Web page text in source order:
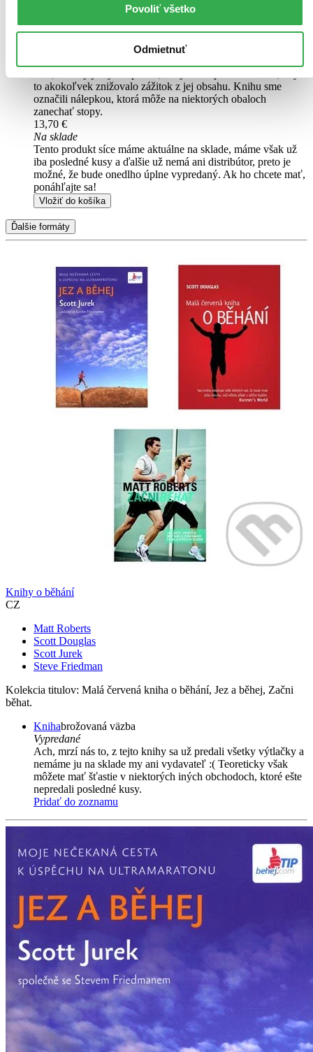
Povoliť všetko
Odmietnuť
Čítaná
mierne opotrebovaná
Túto knihu sme vykúpili cezKnihovrátok
to akokoľvek znižovalo zážitok z jej obsahu. Knihu sme
označili nálepkou, ktorá môže na niektorých obaloch
zanechať stopy.
13,70 €
Na sklade
Tento produkt síce máme aktuálne na sklade, máme však už
iba posledné kusy a ďalšie už nemá ani distribútor, preto je
možné, že bude onedlho úplne vypredaný. Ak ho chcete mať,
ponáhľajte sa!
Vložiť do košíka
Ďalšie formáty
Knihy o běhání
CZ
Matt Roberts
Scott Douglas
Scott Jurek
Steve Friedman
Kolekcia titulov: Malá červená kniha o běhání, Jez a běhej, Začni
běhat.
Knihabrožovaná väzba
Vypredané
Ach, mrzí nás to, z tejto knihy sa už predali všetky výtlačky a
nemáme ju na sklade my ani vydavateľ :( Teoreticky však
môžete mať šťastie v niektorých iných obchodoch, ktoré ešte
nepredali posledné kusy.
Pridať do zoznamu